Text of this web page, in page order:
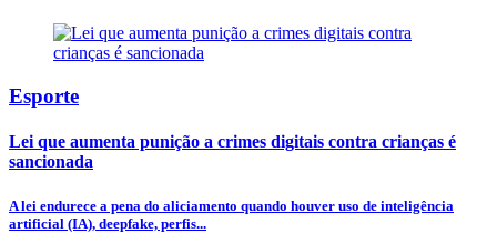
Esporte
Lei que aumenta punição a crimes digitais contra crianças é
sancionada
A lei endurece a pena do aliciamento quando houver uso de inteligência
artificial (IA), deepfake, perfis...